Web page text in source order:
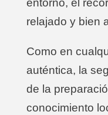
entorno, el
relajado y bien
Como en
auténtica, la
de la
conocimiento